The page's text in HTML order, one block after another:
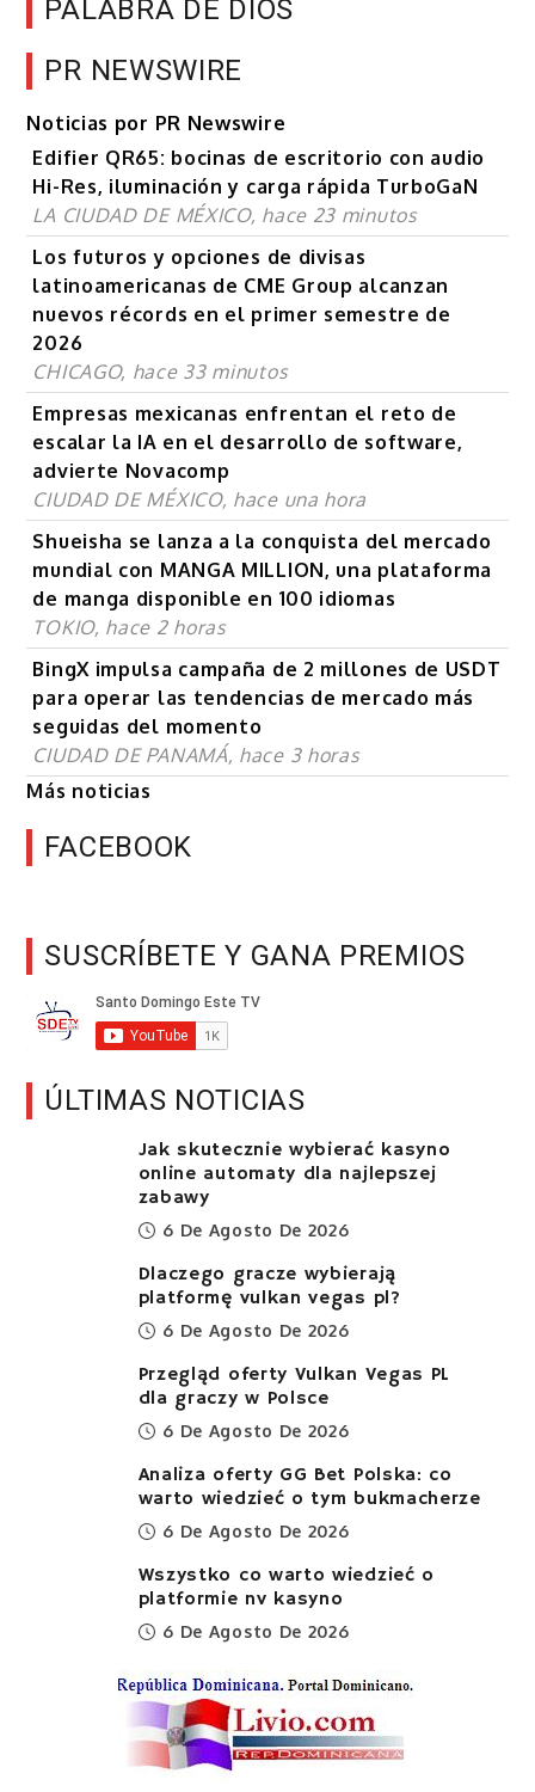
PALABRA DE DIOS
PR NEWSWIRE
Noticias por PR Newswire
Edifier QR65: bocinas de escritorio con audio
Hi-Res, iluminación y carga rápida TurboGaN
LA CIUDAD DE MÉXICO, hace 23 minutos
Los futuros y opciones de divisas
latinoamericanas de CME Group alcanzan
nuevos récords en el primer semestre de
2026
CHICAGO, hace 33 minutos
Empresas mexicanas enfrentan el reto de
escalar la IA en el desarrollo de software,
advierte Novacomp
CIUDAD DE MÉXICO, hace una hora
Shueisha se lanza a la conquista del mercado
mundial con MANGA MILLION, una plataforma
de manga disponible en 100 idiomas
TOKIO, hace 2 horas
BingX impulsa campaña de 2 millones de USDT
para operar las tendencias de mercado más
seguidas del momento
CIUDAD DE PANAMÁ, hace 3 horas
Más noticias
FACEBOOK
SUSCRÍBETE Y GANA PREMIOS
ÚLTIMAS NOTICIAS
Jak skutecznie wybierać kasyno
online automaty dla najlepszej
zabawy
6 De Agosto De 2026
Dlaczego gracze wybierają
platformę vulkan vegas pl?
6 De Agosto De 2026
Przegląd oferty Vulkan Vegas PL
dla graczy w Polsce
6 De Agosto De 2026
Analiza oferty GG Bet Polska: co
warto wiedzieć o tym bukmacherze
6 De Agosto De 2026
Wszystko co warto wiedzieć o
platformie nv kasyno
6 De Agosto De 2026